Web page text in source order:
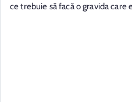
ce trebuie să facă o gravida care